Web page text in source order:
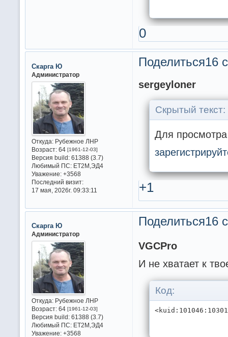
0
Поделиться16
Скарга Ю
Администратор
Откуда:Рубежное ЛНР
Возраст:64 [1961-12-03]
Версия build:61388 (3.7)
Любимый ПС:ET2M,ЭД4
Уважение: +3568
Последний визит:
17 мая, 2026г. 09:33:11
sergeyloner
Скрытый текст:
Для
+1
Поделиться16
Скарга Ю
Администратор
Откуда:Рубежное ЛНР
Возраст:64 [1961-12-03]
Версия build:61388 (3.7)
Любимый ПС:ET2M,ЭД4
Уважение: +3568
VGCPro
И не хватает к
Код: